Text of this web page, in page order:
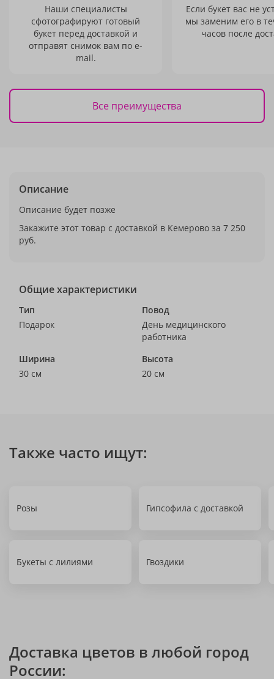
Наши специалисты
сфотографируют готовый
букет перед доставкой и
отправят снимок вам по e-
mail.
Если букет вас не
мы заменим его в
часов после
Все преимущества
Описание
Описание будет позже
Закажите этот товар с доставкой в Кемерово за 7 250
руб.
Общие характеристики
Тип
Подарок
Повод
День медицинского
работника
Ширина
30 см
Высота
20 см
Также часто ищут:
Розы Гипсофила с доставкой
Букеты с лилиями Гвоздики
Доставка цветов в любой город
России: